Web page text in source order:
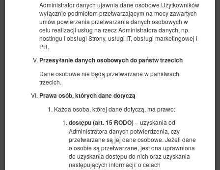
Administrator danych ujawnia dane osobowe Użytkowników
wyłącznie podmiotom przetwarzającym na mocy zawartych
umów powierzenia przetwarzania danych osobowych w
celu realizacji usług na rzecz Administratora danych, np.
hostingu i obsługi Strony, usługi IT, obsługi marketingowej i
PR.
Przesyłanie danych osobowych do państw trzecich
Dane osobowe nie będą przetwarzane w państwach
trzecich.
Prawa osób, których dane dotyczą
Każda osoba, której dane dotyczą, ma prawo:
dostępu (art. 15 RODO)– uzyskania od
Administratora danych potwierdzenia, czy
przetwarzane są jej dane osobowe. Jeżeli dane
o osobie są przetwarzane, jest ona uprawniona
do uzyskania dostępu do nich oraz uzyskania
następujących informacji: o celach
Apartament z jacuzzi - Romantic Bliss
4 osoby
1 600,00 zł
Proponowany inny termin(obiekt niedostępny w wybranym terminie):
30.04.2027 - 01.05.2027 (1 noc)